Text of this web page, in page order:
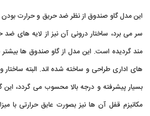
این مدل گاو صندوق از نظر ضد حریق و حرارت بودن
سر می برد، ساختار درونی آن نیز از لایه های
مند گردیده است. این مدل از گاو صندوق ها بیشتر
های اداری طراحی و ساخته شده اند. البته ساختار
بسیار پیشرفته و درجه بالا محسوب می گردد، این
مکانیزم قفل آن ها نیز بصورت عایق حرارتی با